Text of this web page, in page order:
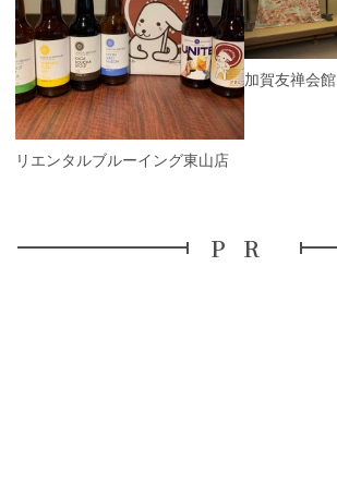
o
u
s
オリエンタルブルーイング東山店
加賀友禅会館
PR